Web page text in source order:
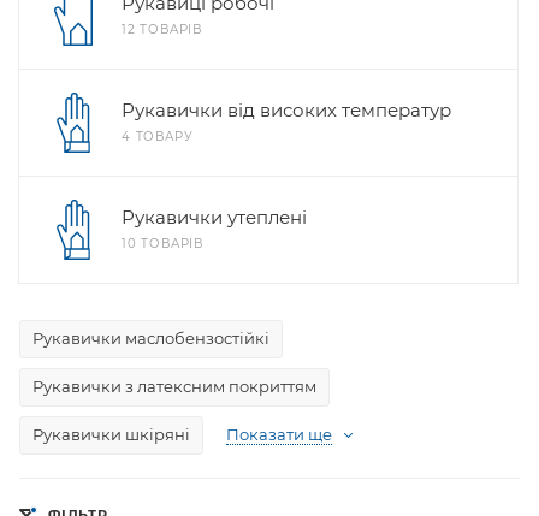
12 ТОВАРІВ
Рукавички від високих температур
4 ТОВАРУ
Рукавички утеплені
10 ТОВАРІВ
Рукавички маслобензостійкі
Рукавички з латексним покриттям
Рукавички шкіряні Показати ще